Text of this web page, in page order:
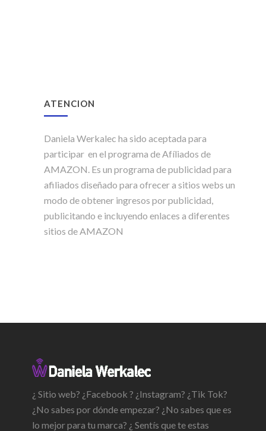
ATENCION
Daniela Werkalec ha sido aceptada para
participar en el programa de Afíliados de
AMAZON. Es un programa de publicidad para
afiliados diseñado para ofrecer a sitios webs un
modo de obtener ingresos por publicidad,
publicitando e incluyendo enlaces a diferentes
sitios de AMAZON
¿ Sitio web? ¿Facebook ? ¿Instagram? ¿Tik Tok?
¿No sabes por dónde empezar? ¿No sabes que es
lo mejor para tu marca? ¿ Sentís que te estas